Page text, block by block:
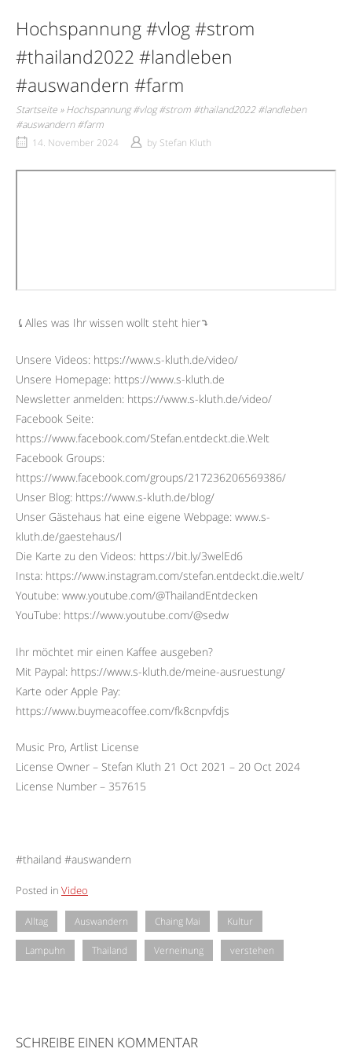
Hochspannung #vlog #strom
#thailand2022 #landleben
#auswandern #farm
Startseite »Hochspannung #vlog #strom #thailand2022 #landleben
#auswandern #farm
14. November 2024
by Stefan Kluth
⤹Alles was Ihr wissen wollt steht hier⤵︎
Unsere Videos: https://www.s-kluth.de/video/
Unsere Homepage: https://www.s-kluth.de
Newsletter anmelden: https://www.s-kluth.de/video/
Facebook Seite:
https://www.facebook.com/Stefan.entdeckt.die.Welt
Facebook Groups:
https://www.facebook.com/groups/217236206569386/
Unser Blog: https://www.s-kluth.de/blog/
Unser Gästehaus hat eine eigene Webpage: www.s-
kluth.de/gaestehaus/l
Die Karte zu den Videos: https://bit.ly/3welEd6
Insta: https://www.instagram.com/stefan.entdeckt.die.welt/
Youtube: www.youtube.com/@ThailandEntdecken
YouTube: https://www.youtube.com/@sedw
Ihr möchtet mir einen Kaffee ausgeben?
Mit Paypal: https://www.s-kluth.de/meine-ausruestung/
Karte oder Apple Pay:
https://www.buymeacoffee.com/fk8cnpvfdjs
Music Pro, Artlist License
License Owner – Stefan Kluth 21 Oct 2021 – 20 Oct 2024
License Number – 357615
#thailand #auswandern
Posted in Video
Alltag Auswandern Chaing Mai Kultur
Lampuhn Thailand Verneinung verstehen
SCHREIBE EINEN KOMMENTAR